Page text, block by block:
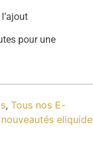
pour une
,Tous nos E-
eliquide